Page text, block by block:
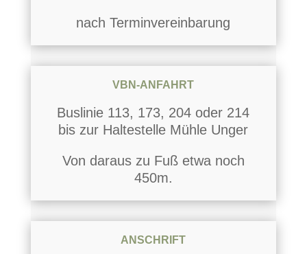
nach Terminvereinbarung
VBN-ANFAHRT
Buslinie 113, 173, 204 oder 214
bis zur Haltestelle Mühle Unger
Von daraus zu Fuß etwa noch
450m.
ANSCHRIFT